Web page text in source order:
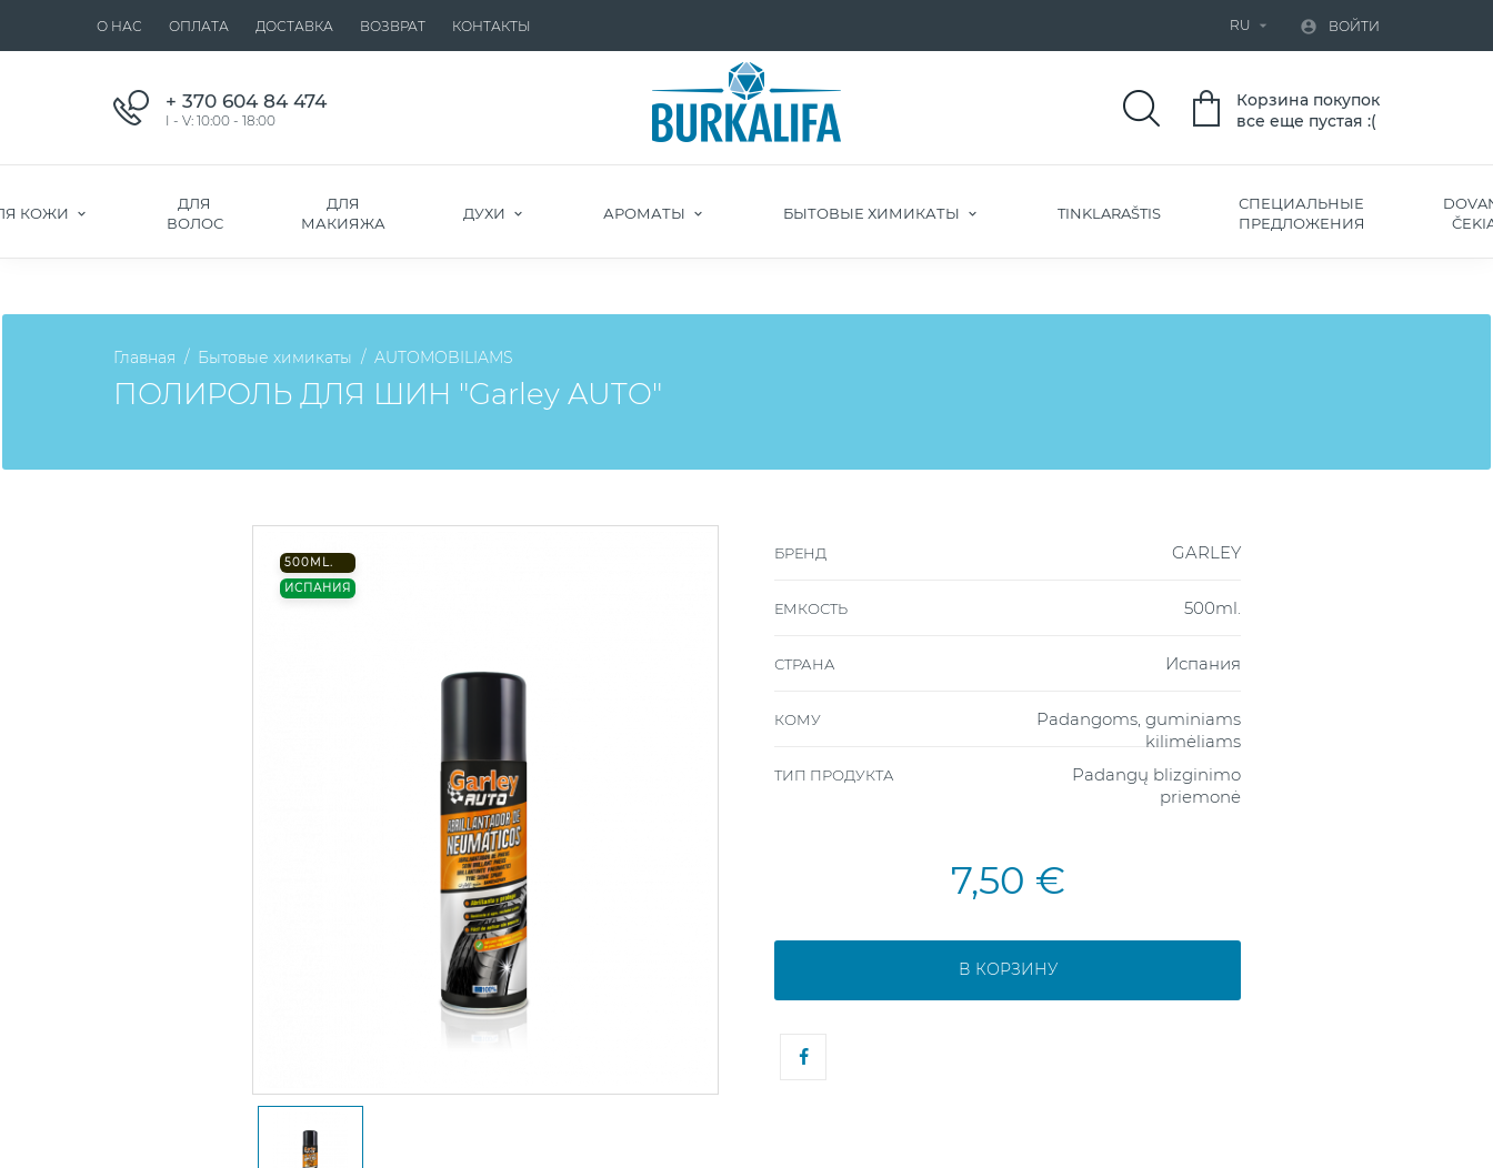
О НАС ОПЛАТА ДОСТАВКА ВОЗВРАТ КОНТАКТЫ RU   ВОЙТИ
+ 370 604 84 474
I - V: 10:00 - 18:00
Корзина покупок
все еще пустая :(
КОЖИ
ДЛЯ
ВОЛОС
ДЛЯ
МАКИЯЖА
ДУХИ АРОМАТЫ БЫТОВЫЕ ХИМИКАТЫ TINKLARAŠTIS
СПЕЦИАЛЬНЫЕ
ПРЕДЛОЖЕНИЯ
Главная Бытовые химикаты AUTOMOBILIAMS
ПОЛИРОЛЬ ДЛЯ ШИН "Garley AUTO"
500ML.
ИСПАНИЯ
БРЕНД GARLEY
ЕМКОСТЬ 500ml.
СТРАНА Испания
КОМУ
Padangoms, guminiams
kilimėliams
ТИП ПРОДУКТА
Padangų blizginimo
priemonė
7,50 €
В КОРЗИНУ